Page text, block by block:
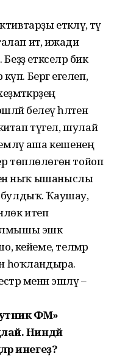
етәкләү, тәү
итә, ижади
етәкселәр бик
Бергә егелеп,
белеү һәләтенә
түгел, шулай
аша кешенең
төплөлөгөн тойоп
ныҡ ышаныслы
булдыҡ. Ҡаушау,
итеп
эшкә
кейеме, телмәр
һоҡландыра.
менән эшләү –
ФM»
Ниндәй
инегеҙ?